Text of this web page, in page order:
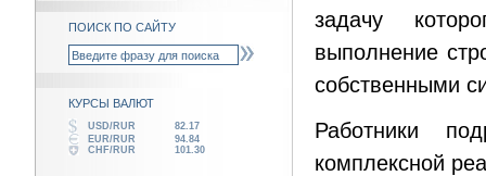
ПОИСК ПО САЙТУ
КУРСЫ ВАЛЮТ
USD/RUR
82.17
EUR/RUR
94.84
CHF/RUR
101.30
задачу
выполнение
собственными
Работники
комплексной